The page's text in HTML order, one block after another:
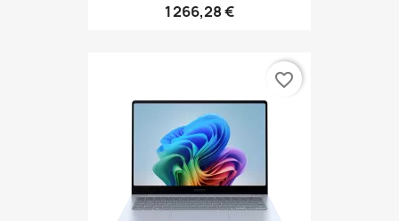
1 266,28 €
favorite_border